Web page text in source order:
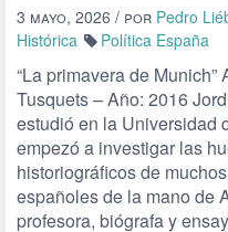
3 mayo, 2026 / por Pedro
Histórica
Política España
“La primavera de
Tusquets – Año: 2016
estudió en la Universidad
empezó a investigar las
historiográficos de
españoles de la mano de
profesora, biógrafa y